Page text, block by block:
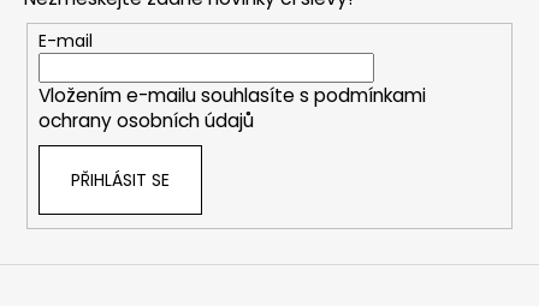
E-mail
Vložením e-mailu souhlasíte s podmínkami
ochrany osobních údajů
PŘIHLÁSIT SE